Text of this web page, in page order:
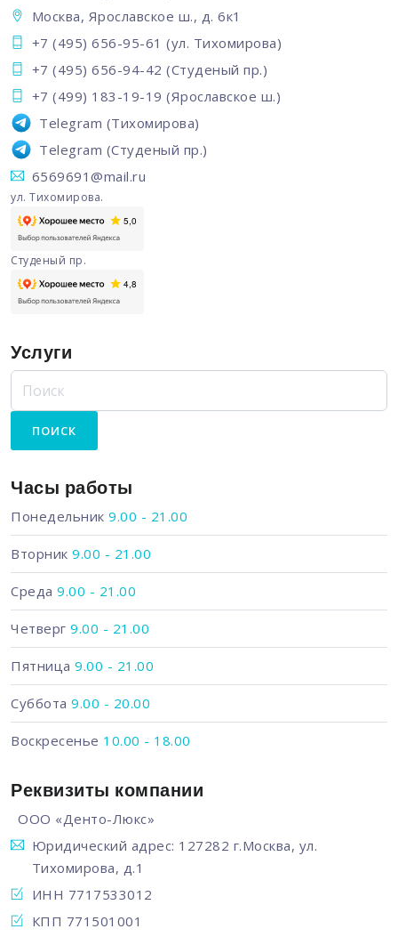
Москва, Ярославское ш., д. 6к1
+7 (495) 656-95-61 (ул. Тихомирова)
+7 (495) 656-94-42 (Студеный пр.)
+7 (499) 183-19-19 (Ярославское ш.)
Telegram (Тихомирова)
Telegram (Студеный пр.)
6569691@mail.ru
ул. Тихомирова.
Студеный пр.
Услуги
Часы работы
Понедельник 9.00 - 21.00
Вторник 9.00 - 21.00
Среда 9.00 - 21.00
Четверг 9.00 - 21.00
Пятница 9.00 - 21.00
Суббота 9.00 - 20.00
Воскресенье 10.00 - 18.00
Реквизиты компании
ООО «Денто-Люкс»
Юридический адрес: 127282 г.Москва, ул.
Тихомирова, д.1
ИНН 7717533012
КПП 771501001